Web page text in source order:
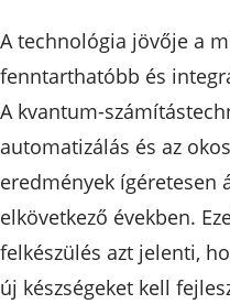
A technológia jövője a
fenntarthatóbb és
A kvantum-
automatizálás és az
eredmények ígéretesen
elkövetkező években.
felkészülés azt jelenti,
új készségeket kell